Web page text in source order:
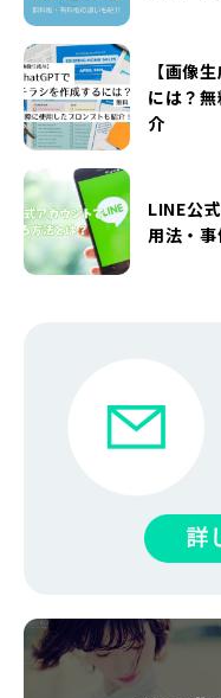
【画像
には？
介
LINE公
用法・